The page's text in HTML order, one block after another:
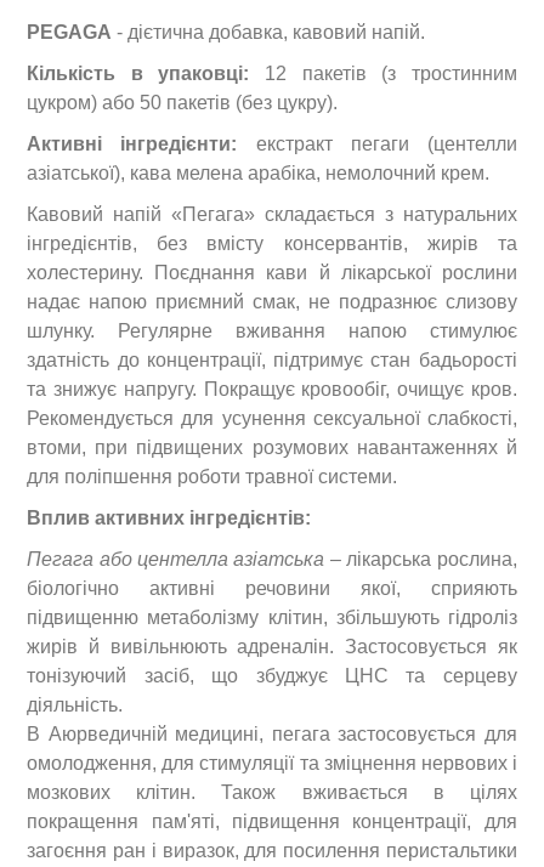
PEGAGA - дієтична добавка, кавовий напій.
Кількість в упаковці: 12 пакетів (з тростинним
цукром) або 50 пакетів (без цукру).
Активні інгредієнти: екстракт пегаги (центелли
азіатської), кава мелена арабіка, немолочний крем.
Кавовий напій «Пегага» складається з натуральних
інгредієнтів, без вмісту консервантів, жирів та
холестерину. Поєднання кави й лікарської рослини
надає напою приємний смак, не подразнює слизову
шлунку. Регулярне вживання напою стимулює
здатність до концентрації, підтримує стан бадьорості
та знижує напругу. Покращує кровообіг, очищує кров.
Рекомендується для усунення сексуальної слабкості,
втоми, при підвищених розумових навантаженнях й
для поліпшення роботи травної системи.
Вплив активних інгредієнтів:
Пегага або центелла азіатська – лікарська рослина,
біологічно активні речовини якої, сприяють
підвищенню метаболізму клітин, збільшують гідроліз
жирів й вивільнюють адреналін. Застосовується як
тонізуючий засіб, що збуджує ЦНС та серцеву
діяльність.
В Аюрведичній медицині, пегага застосовується для
омолодження, для стимуляції та зміцнення нервових і
мозкових клітин. Також вживається в цілях
покращення пам'яті, підвищення концентрації, для
загоєння ран і виразок, для посилення перистальтики